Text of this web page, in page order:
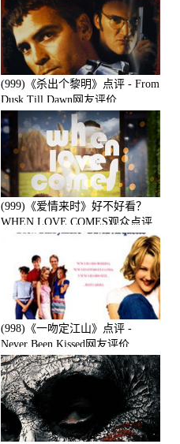
(999)《杀出个黎明》点评 - From
Dusk Till Dawn网友评价
(999)《爱情来时》好不好看？
WHEN LOVE COMES观众点评
(998)《一吻定江山》点评 -
Never Been Kissed网友评价